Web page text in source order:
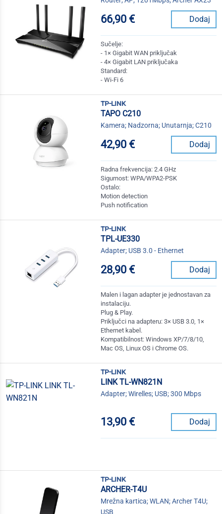
66,90 € Dodaj
Sučelje:
- 1× Gigabit WAN priključak
- 4× Gigabit LAN priključaka
Standard:
- Wi-Fi 6
tp-link
TAPO C210
Kamera; Nadzorna; Unutarnja; C210
42,90 € Dodaj
Radna frekvencija: 2.4 GHz
Sigurnost: WPA/WPA2-PSK
Ostalo:
Motion detection
Push notification
tp-link
TPL-UE330
Adapter; USB 3.0 - Ethernet
28,90 € Dodaj
Malen i lagan adapter je jednostavan za
instalaciju.
Plug & Play.
Priključci na adapteru: 3× USB 3.0, 1×
Ethernet kabel.
Kompatibilnost: Windows XP/7/8/10,
Mac OS, Linux OS i Chrome OS.
tp-link
LINK TL-WN821N
Adapter; Wirelles; USB; 300 Mbps
13,90 € Dodaj
tp-link
ARCHER-T4U
Mrežna kartica; WLAN; Archer T4U;
USB